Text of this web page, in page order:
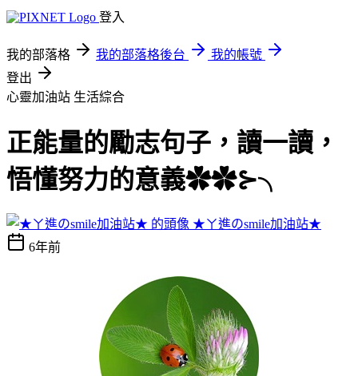
登入
我的部落格 我的部落格後台
我的帳號
登出
心靈加油站 生活綜合
正能量的勵志句子，讀一讀，
悟懂努力的意義✿✿⊱╮
★ㄚ進のsmile加油站★
6年前